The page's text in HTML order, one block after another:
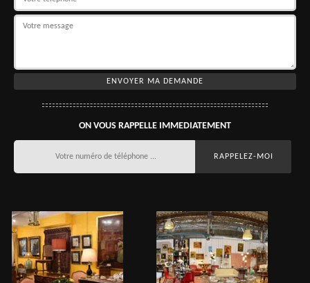
ON VOUS RAPPELLE IMMEDIATEMENT